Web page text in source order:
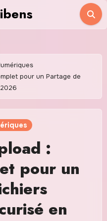
pour un Partage de
:
pour un
en